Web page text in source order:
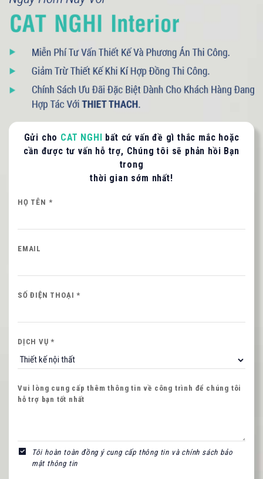
Gửi cho CAT NGHI bất cứ vấn đề gì thắc mắc hoặc
cần được tư vấn hỗ trợ, Chúng tôi sẽ phản hồi Bạn
trong
thời gian sớm nhất!
HỌ TÊN *
EMAIL
SỐ ĐIỆN THOẠI *
DỊCH VỤ *
Vui lòng cung cấp thêm thông tin về công trình để chúng tôi
hỗ trợ bạn tốt nhất
Tôi hoàn toàn đồng ý cung cấp thông tin và chính sách bảo
mật thông tin
Quý khách vui lòng cung cấp thông tin để CAT
NGHI liên hệ hỗ trợ nhanh nhất.
HỌ VÀ TÊN QUÝ KHÁCH
SỐ ĐIỆN THOẠI *
Nội dung
NHẬP MÃ HIỂN THỊ